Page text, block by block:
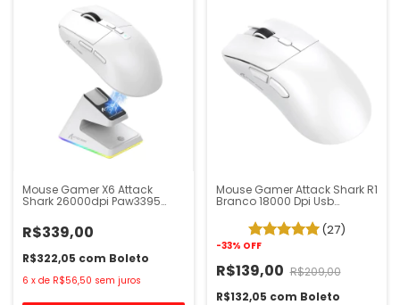
Mouse Gamer X6 Attack
Shark 26000dpi Paw3395
R$339,00
R$322,05 com Boleto
6 x de R$56,50 sem juros
Mouse Gamer Attack Shark R1
Branco 18000 Dpi Usb
(27)
-33% OFF
R$139,00 R$209,00
R$132,05 com Boleto